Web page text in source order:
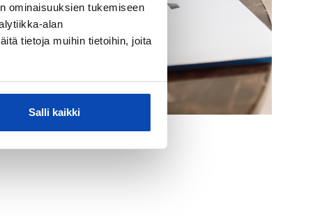
ominaisuuksien tukemiseen
alan
tietoja muihin tietoihin, joita
Salli kaikki